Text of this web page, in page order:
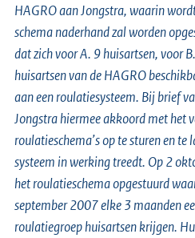
HAGRO aan Jongstra, waarin
schema naderhand zal worden
dat zich voor A. 9 huisartsen, voor
huisartsen van de HAGRO
aan een roulatiesysteem. Bij brief
Jongstra hiermee akkoord met het
roulatieschema’s op te sturen en
systeem in werking treedt. Op 2
het roulatieschema opgestuurd
september 2007 elke 3 maanden
roulatiegroep huisartsen krijgen.